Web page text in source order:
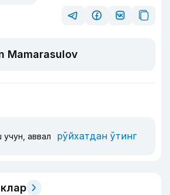
Mamarasulov
аввал рўйхатдан ўтинг